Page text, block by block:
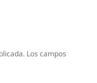
Los campos